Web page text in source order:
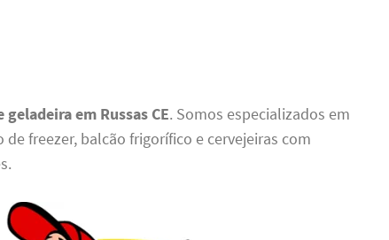
geladeira em Russas CE. Somos especializados em
freezer, balcão frigorífico e cervejeiras com